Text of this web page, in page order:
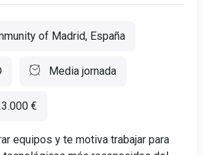
of Madrid, España
Media jornada
€
equipos y te motiva trabajar para